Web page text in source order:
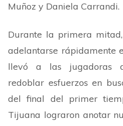
Muñoz y Daniela Carrandi.
Durante la primera
adelantarse rápidamente
llevó a las jugadoras
redoblar esfuerzos en
del final del primer
Tijuana lograron anotar